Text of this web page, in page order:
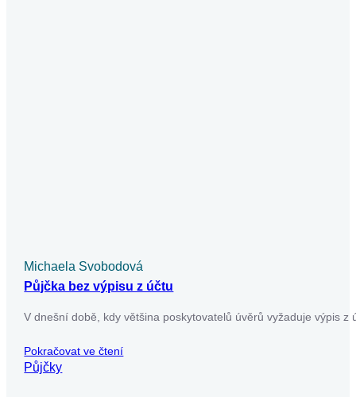
Michaela Svobodová
Půjčka bez výpisu z účtu
V dnešní době, kdy většina poskytovatelů úvěrů vyžaduje výpis
Pokračovat ve čtení
Půjčky